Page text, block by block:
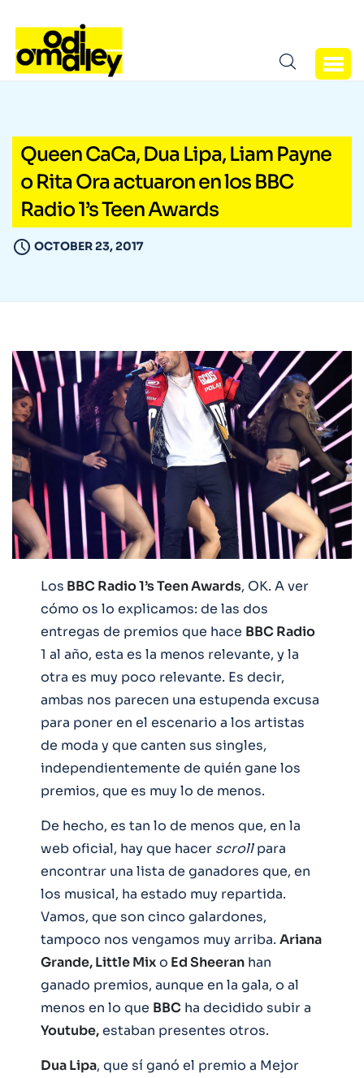
Queen CaCa, Dua Lipa, Liam Payne
o Rita Ora actuaron en los BBC
Radio 1’s Teen Awards
OCTOBER 23, 2017
Los BBC Radio 1’s Teen Awards, OK. A ver
cómo os lo explicamos: de las dos
entregas de premios que hace BBC Radio
1 al año, esta es la menos relevante, y la
otra es muy poco relevante. Es decir,
ambas nos parecen una estupenda excusa
para poner en el escenario a los artistas
de moda y que canten sus singles,
independientemente de quién gane los
premios, que es muy lo de menos.
De hecho, es tan lo de menos que, en la
web oficial, hay que hacer scrollpara
encontrar una lista de ganadores que, en
los musical, ha estado muy repartida.
Vamos, que son cinco galardones,
tampoco nos vengamos muy arriba. Ariana
Grande, Little Mixo Ed Sheeran han
ganado premios, aunque en la gala, o al
menos en lo que BBC ha decidido subir a
Youtube,estaban presentes otros.
Dua Lipa, que sí ganó el premio a Mejor